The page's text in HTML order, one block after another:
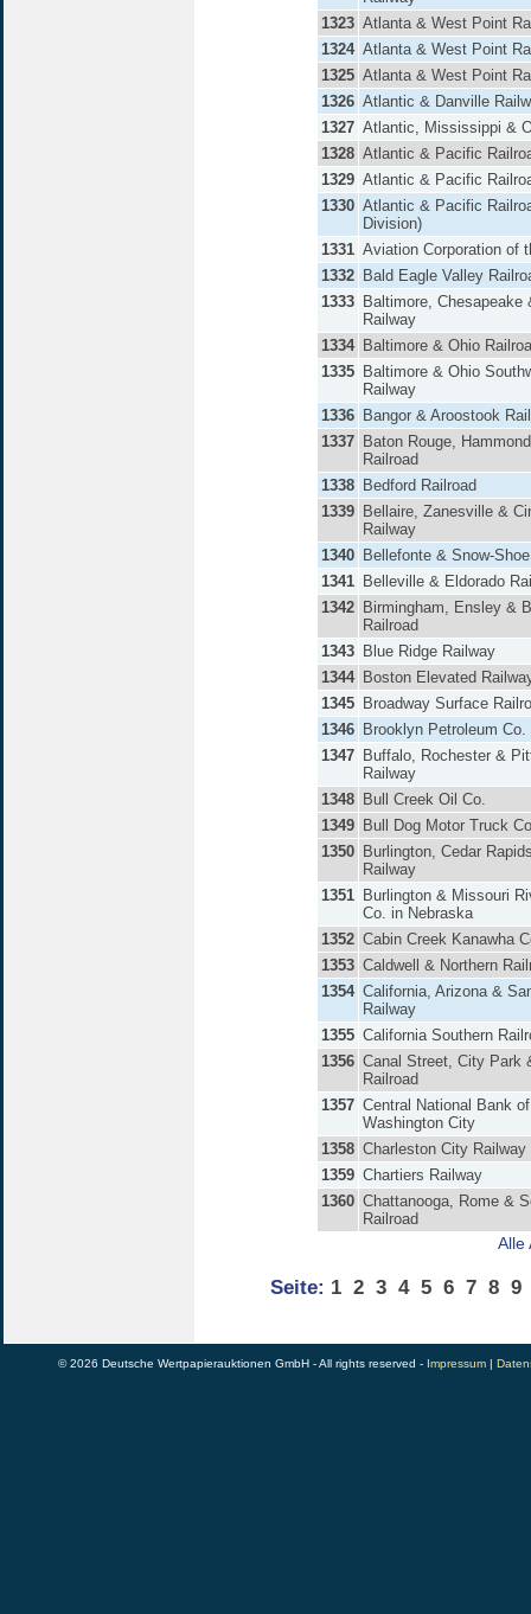
1323 Atlanta & West Point
1324 Atlanta & West Point
1325 Atlanta & West Point
1326 Atlantic & Danville
1327 Atlantic, Mississippi &
1328 Atlantic & Pacific
1329 Atlantic & Pacific
1330 Atlantic & Pacific
Division)
1331 Aviation Corporation of
1332 Bald Eagle Valley
1333 Baltimore, Chesapeake
Railway
1334 Baltimore & Ohio
1335 Baltimore & Ohio
Railway
1336 Bangor & Aroostook
1337 Baton Rouge,
Railroad
1338 Bedford Railroad
1339 Bellaire, Zanesville &
Railway
1340 Bellefonte & Snow-
1341 Belleville & Eldorado
1342 Birmingham, Ensley &
Railroad
1343 Blue Ridge Railway
1344 Boston Elevated
1345 Broadway Surface
1346 Brooklyn Petroleum Co.
1347 Buffalo, Rochester &
Railway
1348 Bull Creek Oil Co.
1349 Bull Dog Motor Truck
1350 Burlington, Cedar
Railway
1351 Burlington & Missouri
Co. in Nebraska
1352 Cabin Creek Kanawha
1353 Caldwell & Northern
1354 California, Arizona &
Railway
1355 California Southern
1356 Canal Street, City Park
Railroad
1357 Central National Bank of
Washington City
1358 Charleston City Railway
1359 Chartiers Railway
1360 Chattanooga, Rome &
Railroad
Alle
Seite: 1 2 3 4 5 6 7 8 9
© 2026 Deutsche Wertpapierauktionen GmbH - All rights reserved - Impressum|